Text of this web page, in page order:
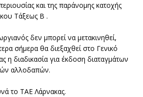
και της παράνομης κατοχής
Τάξεως Β .
δεν μπορεί να μετακινηθεί,
σήμερα θα διεξαχθεί στο Γενικό
η διαδικασία για έκδοση διαταγμάτων
αλλοδαπών.
το ΤΑΕ Λάρνακας.